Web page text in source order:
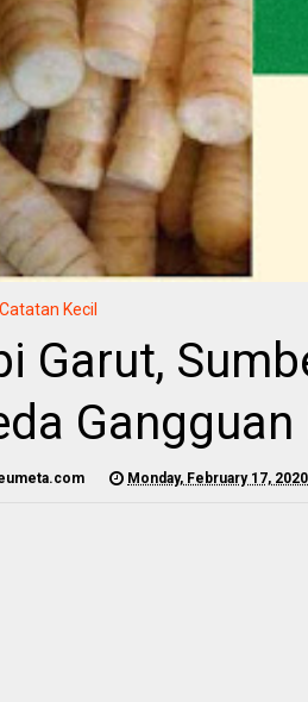
Catatan Kecil
Garut,
Monday, February 17, 2020